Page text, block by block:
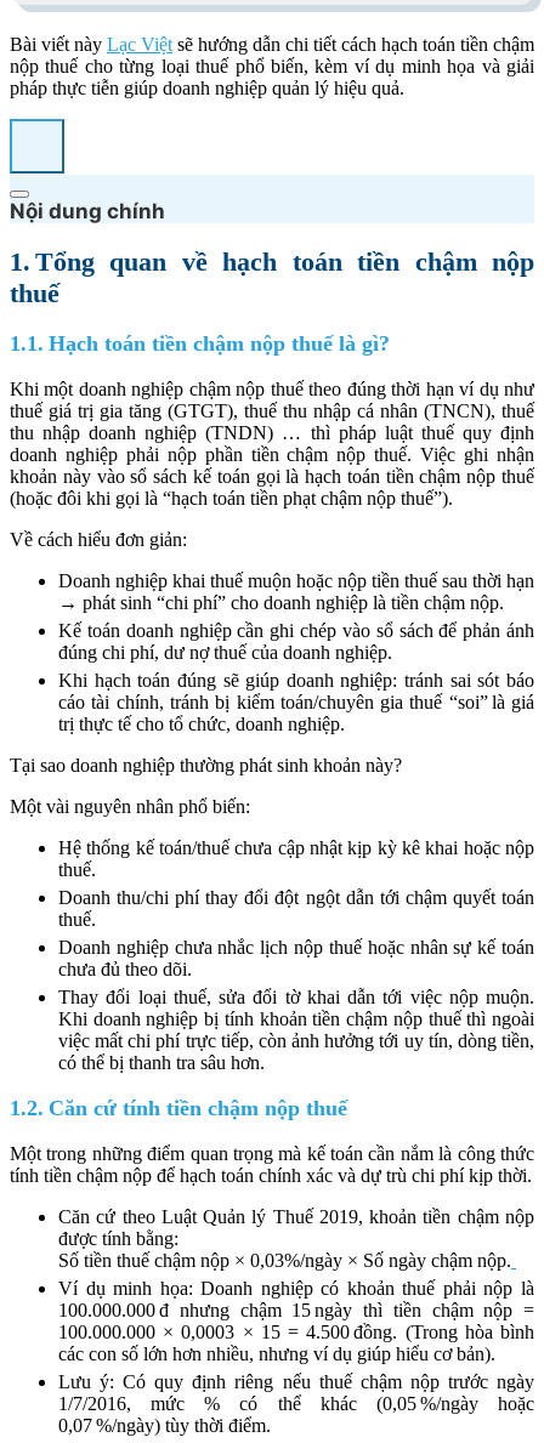
Bài viết này Lạc Việtsẽ hướng dẫn chi tiết cách hạch toán tiền chậm
nộp thuế cho từng loại thuế phổ biến, kèm ví dụ minh họa và giải
pháp thực tiễn giúp doanh nghiệp quản lý hiệu quả.
Nội dung chính
1. Tổng quan về hạch toán tiền chậm nộp
thuế
1.1. Hạch toán tiền chậm nộp thuế là gì?
Khi một doanh nghiệp chậm nộp thuế theo đúng thời hạn ví dụ như
thuế giá trị gia tăng (GTGT), thuế thu nhập cá nhân (TNCN), thuế
thu nhập doanh nghiệp (TNDN) … thì pháp luật thuế quy định
doanh nghiệp phải nộp phần tiền chậm nộp thuế. Việc ghi nhận
khoản này vào sổ sách kế toán gọi là hạch toán tiền chậm nộp thuế
(hoặc đôi khi gọi là “hạch toán tiền phạt chậm nộp thuế”).
Về cách hiểu đơn giản:
Doanh nghiệp khai thuế muộn hoặc nộp tiền thuế sau thời hạn
→ phát sinh “chi phí” cho doanh nghiệp là tiền chậm nộp.
Kế toán doanh nghiệp cần ghi chép vào sổ sách để phản ánh
đúng chi phí, dư nợ thuế của doanh nghiệp.
Khi hạch toán đúng sẽ giúp doanh nghiệp: tránh sai sót báo
cáo tài chính, tránh bị kiểm toán/chuyên gia thuế “soi” là giá
trị thực tế cho tổ chức, doanh nghiệp.
Tại sao doanh nghiệp thường phát sinh khoản này?
Một vài nguyên nhân phổ biến:
Hệ thống kế toán/thuế chưa cập nhật kịp kỳ kê khai hoặc nộp
thuế.
Doanh thu/chi phí thay đổi đột ngột dẫn tới chậm quyết toán
thuế.
Doanh nghiệp chưa nhắc lịch nộp thuế hoặc nhân sự kế toán
chưa đủ theo dõi.
Thay đổi loại thuế, sửa đổi tờ khai dẫn tới việc nộp muộn.
Khi doanh nghiệp bị tính khoản tiền chậm nộp thuế thì ngoài
việc mất chi phí trực tiếp, còn ảnh hưởng tới uy tín, dòng tiền,
có thể bị thanh tra sâu hơn.
1.2. Căn cứ tính tiền chậm nộp thuế
Một trong những điểm quan trọng mà kế toán cần nắm là công thức
tính tiền chậm nộp để hạch toán chính xác và dự trù chi phí kịp thời.
Căn cứ theo Luật Quản lý Thuế 2019, khoản tiền chậm nộp
được tính bằng:
Số tiền thuế chậm nộp × 0,03%/ngày × Số ngày chậm nộp.
Ví dụ minh họa: Doanh nghiệp có khoản thuế phải nộp là
100.000.000 đ nhưng chậm 15 ngày thì tiền chậm nộp =
100.000.000 × 0,0003 × 15 = 4.500 đồng. (Trong hòa bình
các con số lớn hơn nhiều, nhưng ví dụ giúp hiểu cơ bản).
Lưu ý: Có quy định riêng nếu thuế chậm nộp trước ngày
1/7/2016, mức % có thể khác (0,05 %/ngày hoặc
0,07 %/ngày) tùy thời điểm.